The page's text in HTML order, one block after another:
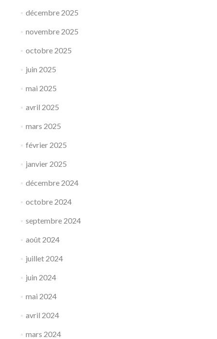
décembre 2025
novembre 2025
octobre 2025
juin 2025
mai 2025
avril 2025
mars 2025
février 2025
janvier 2025
décembre 2024
octobre 2024
septembre 2024
août 2024
juillet 2024
juin 2024
mai 2024
avril 2024
mars 2024